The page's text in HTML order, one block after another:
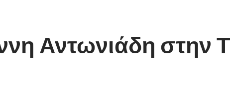
Αντωνιάδη στην